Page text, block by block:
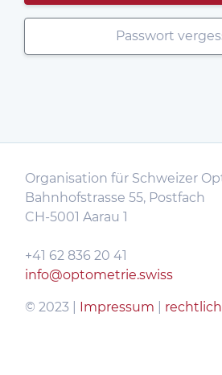
Passwort
Organisation für Schweizer
Bahnhofstrasse 55, Postfach
CH-5001 Aarau 1
+41 62 836 20 41
info@optometrie.swiss
© 2023 | Impressum